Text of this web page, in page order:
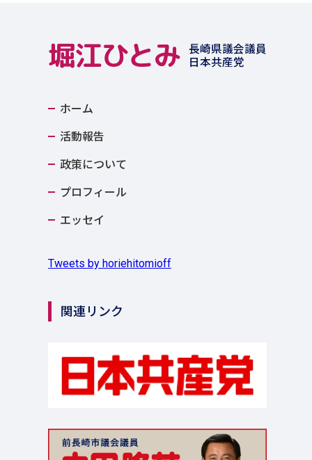
堀江ひとみ
長崎県議会議員
日本共産党
ホーム
活動報告
政策について
プロフィール
エッセイ
Tweets by horiehitomioff
関連リンク